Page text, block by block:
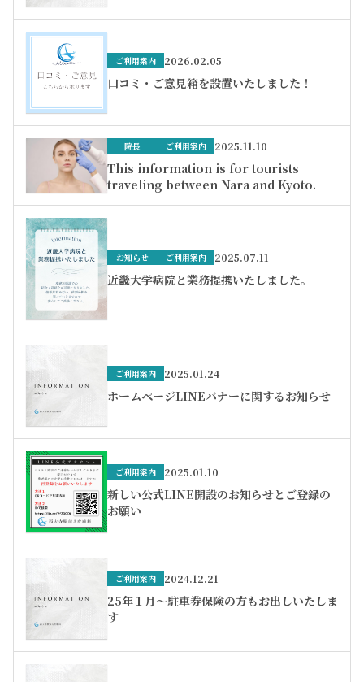
ご利用案内 2026.02.05
口コミ・ご意見箱を設置いたしました！
院長 ご利用案内 2025.11.10
This information is for tourists
traveling between Nara and Kyoto.
お知らせ ご利用案内 2025.07.11
近畿大学病院と業務提携いたしました。
ご利用案内 2025.01.24
ホームページLINEバナーに関するお知らせ
ご利用案内 2025.01.10
新しい公式LINE開設のお知らせとご登録の
お願い
ご利用案内 2024.12.21
25年１月～駐車券保険の方もお出しいたしま
す